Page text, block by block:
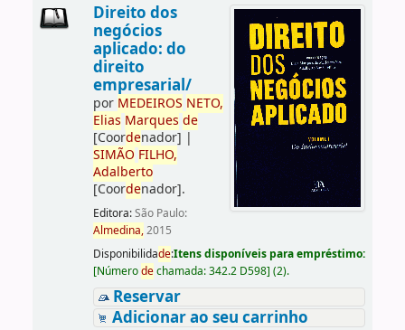
Direito dos
negócios
aplicado: do
direito
empresarial/
por MEDEIROS NETO,
Elias Marques de
[Coordenador] |
SIMÃO FILHO,
Adalberto
[Coordenador].
Editora:São Paulo:
Almedina,2015
Disponibilidade:Itens disponíveis para empréstimo:
[Númerodechamada:342.2 D598] (2).
Reservar
Adicionar ao seu carrinho